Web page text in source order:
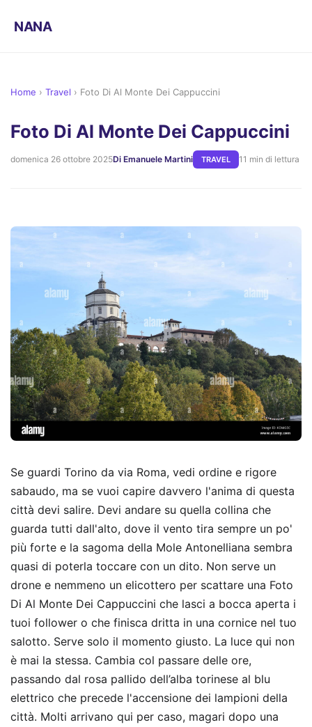
NANA
Home › Travel › Foto Di Al Monte Dei Cappuccini
Foto Di Al Monte Dei Cappuccini
domenica 26 ottobre 2025Di Emanuele Martini TRAVEL 11 min di lettura
Se guardi Torino da via Roma, vedi ordine e rigore
sabaudo, ma se vuoi capire davvero l'anima di questa
città devi salire. Devi andare su quella collina che
guarda tutti dall'alto, dove il vento tira sempre un po'
più forte e la sagoma della Mole Antonelliana sembra
quasi di poterla toccare con un dito. Non serve un
drone e nemmeno un elicottero per scattare una Foto
Di Al Monte Dei Cappuccini che lasci a bocca aperta i
tuoi follower o che finisca dritta in una cornice nel tuo
salotto. Serve solo il momento giusto. La luce qui non
è mai la stessa. Cambia col passare delle ore,
passando dal rosa pallido dell’alba torinese al blu
elettrico che precede l'accensione dei lampioni della
città. Molti arrivano qui per caso, magari dopo una